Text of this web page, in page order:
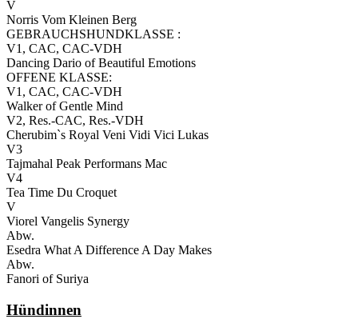
V
Norris Vom Kleinen Berg
GEBRAUCHSHUNDKLASSE :
V1, CAC, CAC-VDH
Dancing Dario of Beautiful Emotions
OFFENE KLASSE:
V1, CAC, CAC-VDH
Walker of Gentle Mind
V2, Res.-CAC, Res.-VDH
Cherubim`s Royal Veni Vidi Vici Lukas
V3
Tajmahal Peak Performans Mac
V4
Tea Time Du Croquet
V
Viorel Vangelis Synergy
Abw.
Esedra What A Difference A Day Makes
Abw.
Fanori of Suriya
Hündinnen